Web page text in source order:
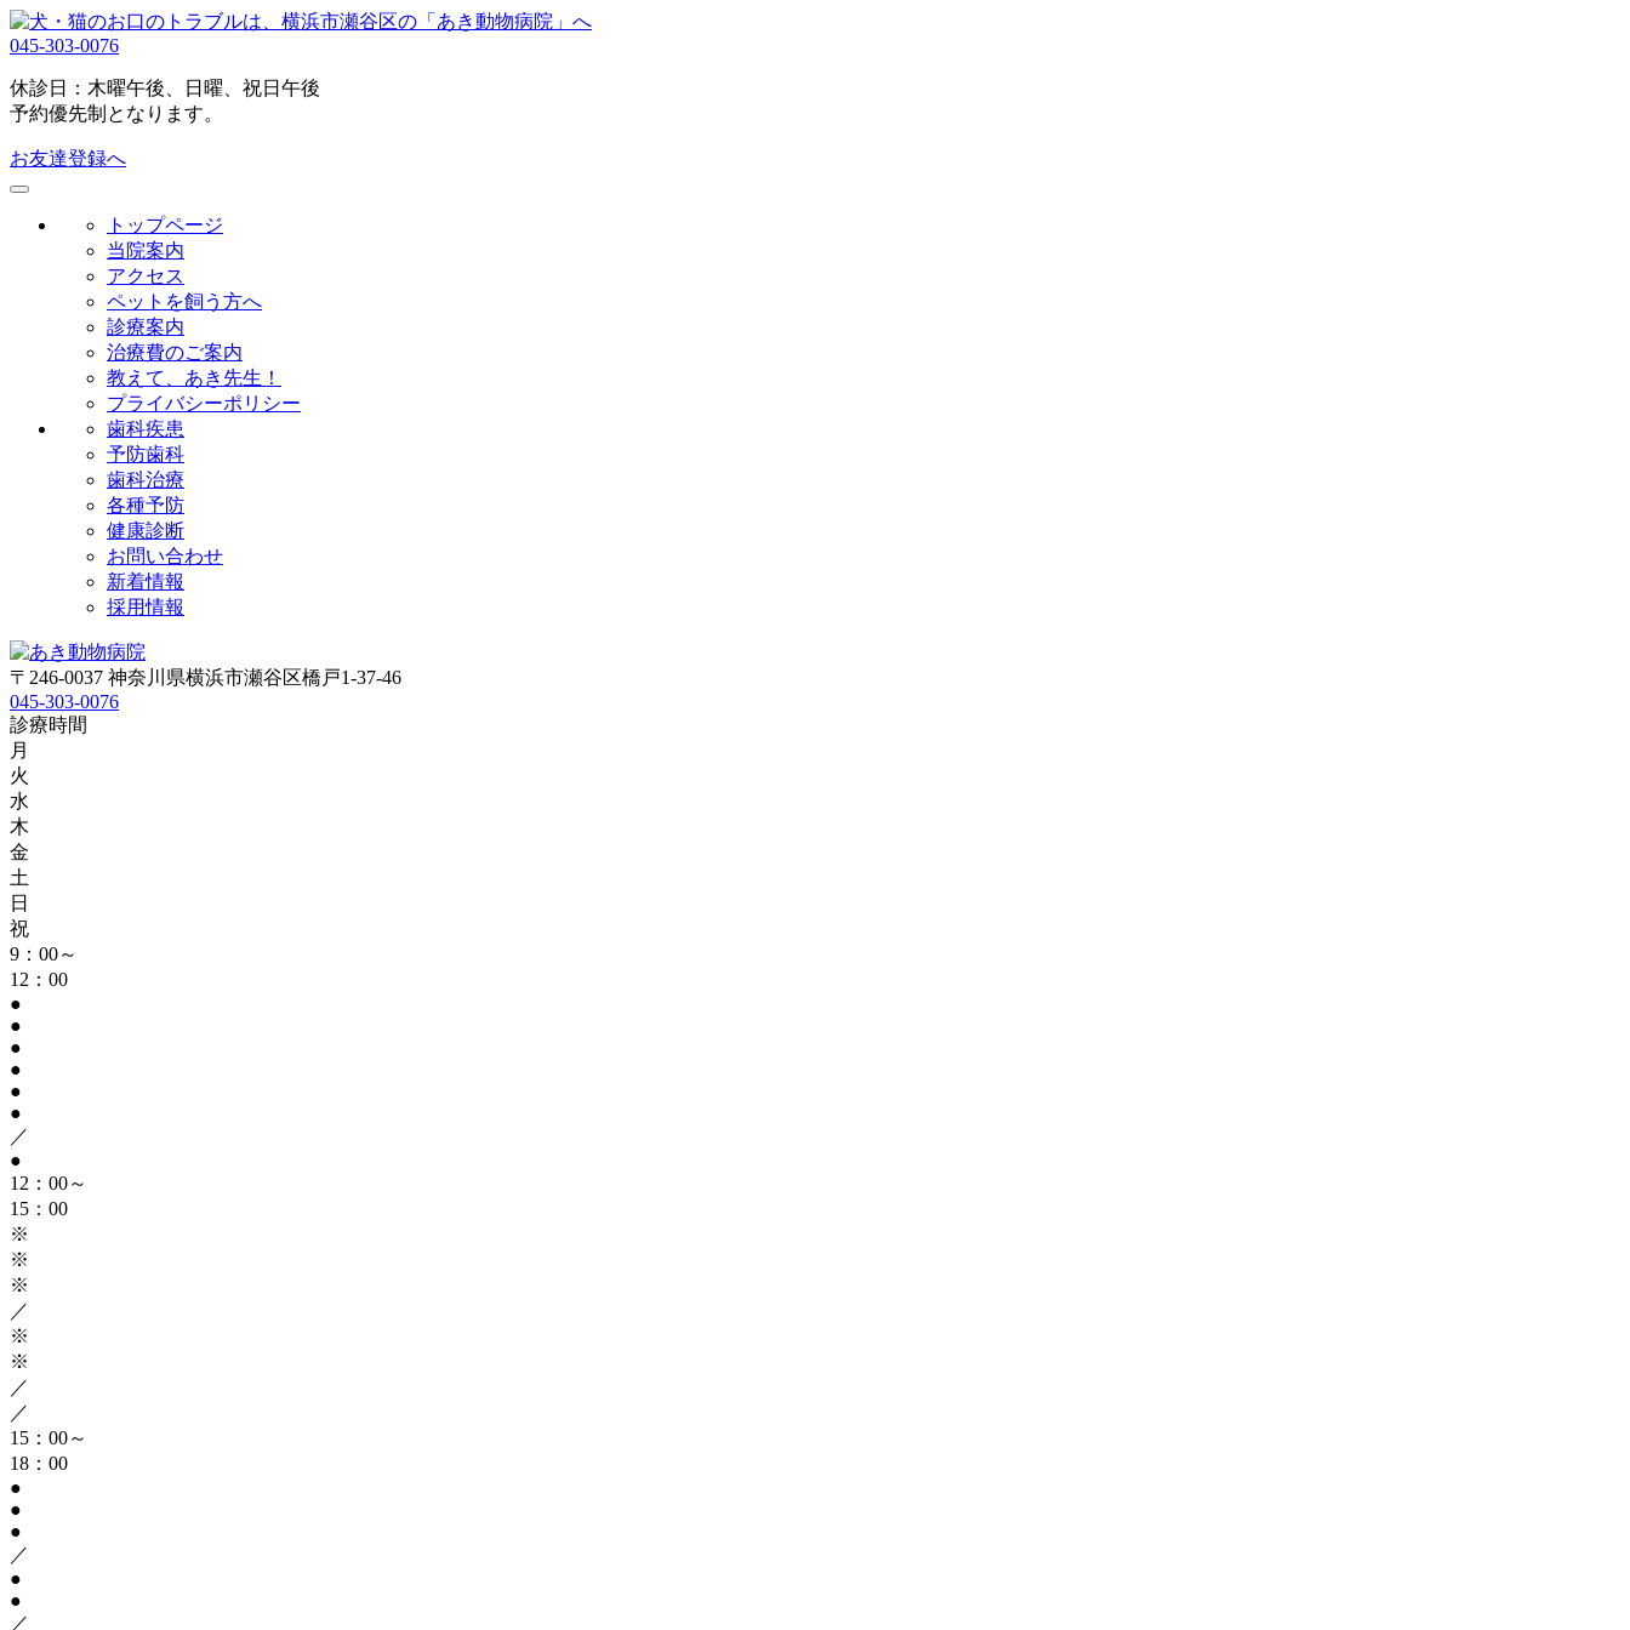
045-303-0076
休診日：木曜午後、日曜、祝日午後
予約優先制となります。
お友達登録へ
トップページ
当院案内
アクセス
ペットを飼う方へ
診療案内
治療費のご案内
教えて、あき先生！
プライバシーポリシー
歯科疾患
予防歯科
歯科治療
各種予防
健康診断
お問い合わせ
新着情報
採用情報
〒246-0037 神奈川県横浜市瀬谷区橋戸1-37-46
045-303-0076
診療時間
月
火
水
木
金
土
日
祝
9：00～
12：00
●
●
●
●
●
●
／
●
12：00～
15：00
※
※
※
／
※
※
／
／
15：00～
18：00
●
●
●
／
●
●
／